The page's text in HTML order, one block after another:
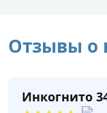
Отзывы о
Инкогнито